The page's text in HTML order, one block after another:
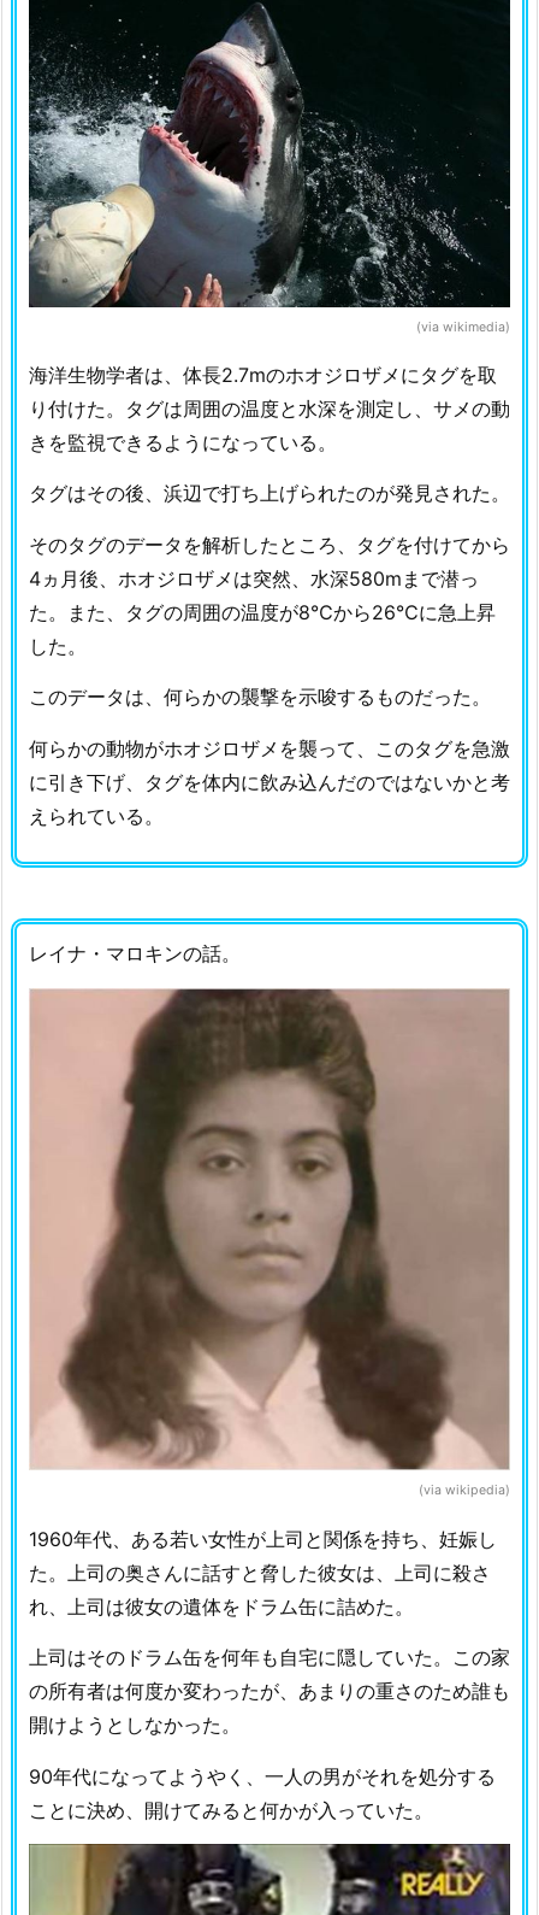
(via wikimedia)
海洋生物学者は、体長2.7mのホオジロザメにタグを取
り付けた。タグは周囲の温度と水深を測定し、サメの動
きを監視できるようになっている。
タグはその後、浜辺で打ち上げられたのが発見された。
そのタグのデータを解析したところ、タグを付けてから
4ヵ月後、ホオジロザメは突然、水深580mまで潜っ
た。また、タグの周囲の温度が8℃から26℃に急上昇
した。
このデータは、何らかの襲撃を示唆するものだった。
何らかの動物がホオジロザメを襲って、このタグを急激
に引き下げ、タグを体内に飲み込んだのではないかと考
えられている。
レイナ・マロキンの話。
(via wikipedia)
1960年代、ある若い女性が上司と関係を持ち、妊娠し
た。上司の奥さんに話すと脅した彼女は、上司に殺さ
れ、上司は彼女の遺体をドラム缶に詰めた。
上司はそのドラム缶を何年も自宅に隠していた。この家
の所有者は何度か変わったが、あまりの重さのため誰も
開けようとしなかった。
90年代になってようやく、一人の男がそれを処分する
ことに決め、開けてみると何かが入っていた。